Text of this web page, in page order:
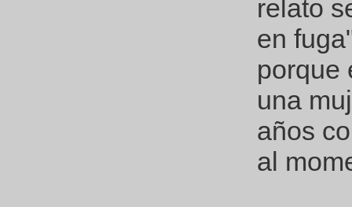
relato
en
porque
una
años
al